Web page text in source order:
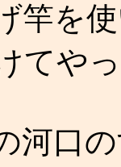
竿を
てや
河口